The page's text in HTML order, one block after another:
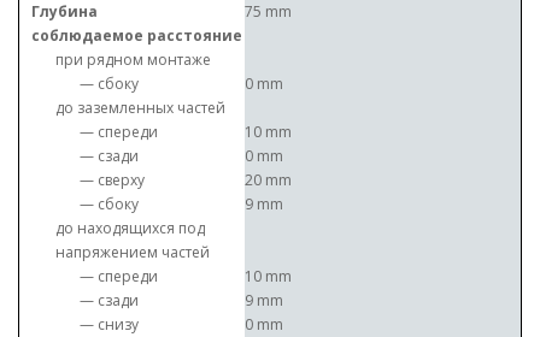
Глубина
75 mm
соблюдаемое расстояние
при рядном монтаже
— сбоку
0 mm
до заземленных частей
— спереди
10 mm
— сзади
0 mm
— сверху
20 mm
— сбоку
9 mm
до находящихся под
напряжением частей
— спереди
10 mm
— сзади
9 mm
— снизу
0 mm